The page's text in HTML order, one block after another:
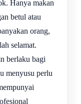
Hanya makan
betul atau
orang,
selamat.
berlaku bagi
menyusu perlu